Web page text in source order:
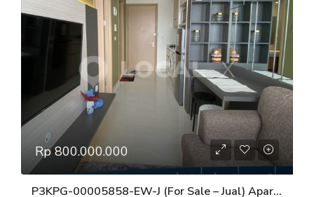
Rp 800.000.000
P3KPG-00005858-EW-J (For Sale – Jual) Apartemen Sedayu City Tower Melbourne Lt.7 Kelapa Gading, Jakarta Utara